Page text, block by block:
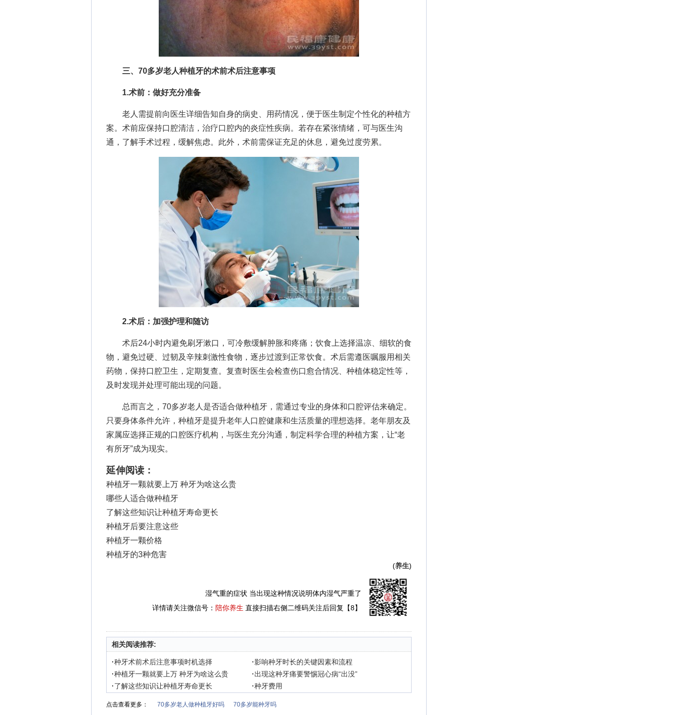
三、70多岁老人种植牙的术前术后注意事项
1.术前：做好充分准备
老人需提前向医生详细告知自身的病史、用药情况，便于医生制定个性化的种植方
案。术前应保持口腔清洁，治疗口腔内的炎症性疾病。若存在紧张情绪，可与医生沟
通，了解手术过程，缓解焦虑。此外，术前需保证充足的休息，避免过度劳累。
2.术后：加强护理和随访
术后24小时内避免刷牙漱口，可冷敷缓解肿胀和疼痛；饮食上选择温凉、细软的食
物，避免过硬、过韧及辛辣刺激性食物，逐步过渡到正常饮食。术后需遵医嘱服用相关
药物，保持口腔卫生，定期复查。复查时医生会检查伤口愈合情况、种植体稳定性等，
及时发现并处理可能出现的问题。
总而言之，70多岁老人是否适合做种植牙，需通过专业的身体和口腔评估来确定。
只要身体条件允许，种植牙是提升老年人口腔健康和生活质量的理想选择。老年朋友及
家属应选择正规的口腔医疗机构，与医生充分沟通，制定科学合理的种植方案，让“老
有所牙”成为现实。
延伸阅读：
种植牙一颗就要上万 种牙为啥这么贵
哪些人适合做种植牙
了解这些知识让种植牙寿命更长
种植牙后要注意这些
种植牙一颗价格
种植牙的3种危害
(养生)
湿气重的症状 当出现这种情况说明体内湿气严重了
详情请关注微信号： 陪你养生 直接扫描右侧二维码关注后回复【8】
相关阅读推荐:
·种牙术前术后注意事项时机选择 ·影响种牙时长的关键因素和流程
·种植牙一颗就要上万 种牙为啥这么贵 ·出现这种牙痛要警惕冠心病“出没”
·了解这些知识让种植牙寿命更长 ·种牙费用
点击查看更多： 70多岁老人做种植牙好吗 70多岁能种牙吗